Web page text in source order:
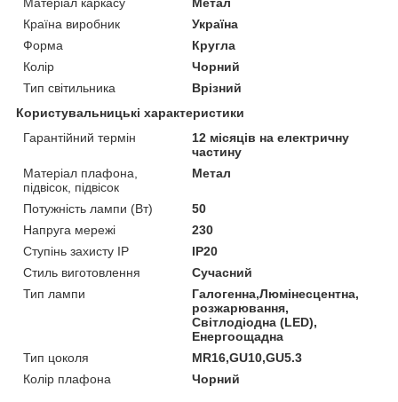
Країна виробник
Україна
Форма
Кругла
Колір
Чорний
Тип світильника
Врізний
Користувальницькі характеристики
Гарантійний термін
12 місяців на електричну
частину
Матеріал плафона,
підвісок, підвісок
Метал
Потужність лампи (Вт)
50
Напруга мережі
230
Ступінь захисту IP
IP20
Стиль виготовлення
Сучасний
Тип лампи
Галогенна,Люмінесцентна,
розжарювання,
Світлодіодна (LED),
Енергоощадна
Тип цоколя
MR16,GU10,GU5.3
Колір плафона
Чорний